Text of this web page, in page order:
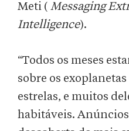
Meti ( Messaging
Intelligence).
“Todos os meses
sobre os
estrelas, e muitos
habitáveis.